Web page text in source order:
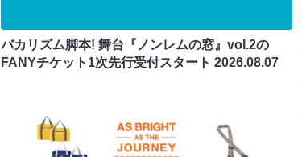
バカリズム脚本! 舞台『ノンレムの窓』vol.2の
FANYチケット1次先行受付スタート2026.08.07